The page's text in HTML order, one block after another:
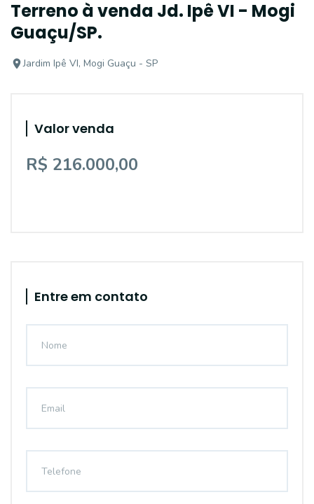
Terreno à venda Jd. Ipê VI - Mogi
Guaçu/SP.
Jardim Ipê VI, Mogi Guaçu - SP
Valor venda
R$ 216.000,00
Entre em contato